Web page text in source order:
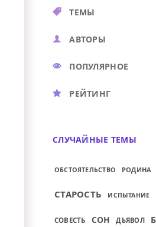
ТЕМЫ
АВТОРЫ
ПОПУЛЯРНОЕ
РЕЙТИНГ
СЛУЧАЙНЫЕ ТЕМЫ
ОБСТОЯТЕЛЬСТВО РОДИНА
СТАРОСТЬ ИСПЫТАНИЕ
СОВЕСТЬ СОН ДЬЯВОЛ